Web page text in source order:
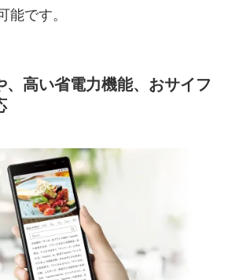
能です。
、高い省電力機能、おサイフ